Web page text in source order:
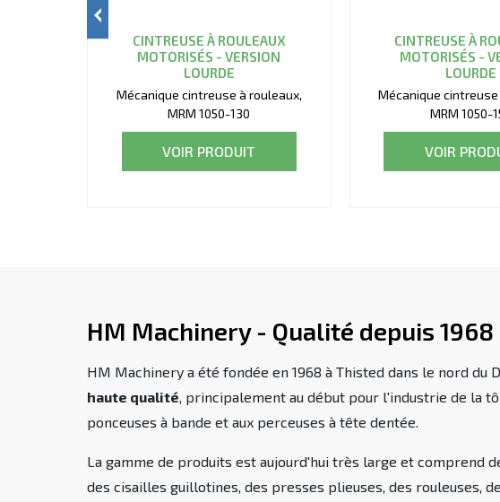
CINTREUSE À ROULEAUX
MOTORISÉS - VERSION
LOURDE
Mécanique cintreuse à rouleaux,
MRM 1050-130
VOIR PRODUIT
CINTREUSE À
MOTORISÉS -
LOURDE
Mécanique cintreuse
MRM 1050-
VOIR
HM Machinery - Qualité depuis 1968
HM Machinery a été fondée en 1968 à Thisted dans le nord
haute qualité, principalement au début pour l'industrie de la
ponceuses à bande et aux perceuses à tête dentée.
La gamme de produits est aujourd'hui très large et comprend
des cisailles guillotines, des presses plieuses, des rouleuses,